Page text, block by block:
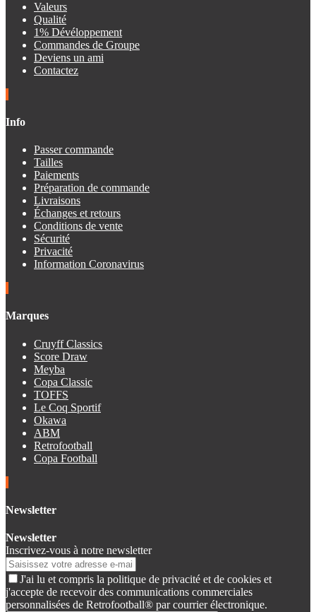
Valeurs
Qualité
1% Dévéloppement
Commandes de Groupe
Deviens un ami
Contactez
Info
Passer commande
Tailles
Paiements
Préparation de commande
Livraisons
Échanges et retours
Conditions de vente
Sécurité
Privacité
Information Coronavirus
Marques
Cruyff Classics
Score Draw
Meyba
Copa Classic
TOFFS
Le Coq Sportif
Okawa
ABM
Retrofootball
Copa Football
Newsletter
Newsletter
Inscrivez-vous à notre newsletter
J'ai lu et compris la politique de privacité et de cookies et
j'accepte de recevoir des communications commerciales
personnalisées de Retrofootball® par courrier électronique.